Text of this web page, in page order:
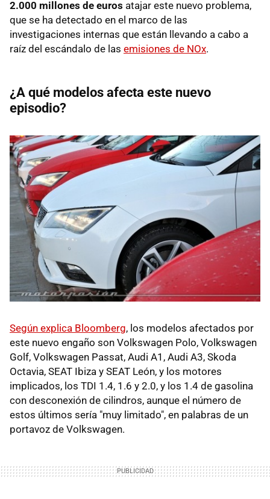
2.000 millones de euros atajar este nuevo problema,
que se ha detectado en el marco de las
investigaciones internas que están llevando a cabo a
raíz del escándalo de las emisiones de NOx.
¿A qué modelos afecta este nuevo
episodio?
Según explica Bloomberg, los modelos afectados por
este nuevo engaño son Volkswagen Polo, Volkswagen
Golf, Volkswagen Passat, Audi A1, Audi A3, Skoda
Octavia, SEAT Ibiza y SEAT León, y los motores
implicados, los TDI 1.4, 1.6 y 2.0, y los 1.4 de gasolina
con desconexión de cilindros, aunque el número de
estos últimos sería "muy limitado", en palabras de un
portavoz de Volkswagen.